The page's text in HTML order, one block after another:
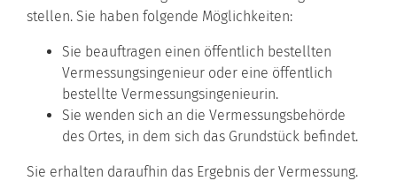
stellen. Sie haben folgende Möglichkeiten:
Sie beauftragen einen öffentlich bestellten
Vermessungsingenieur oder eine öffentlich
bestellte Vermessungsingenieurin.
Sie wenden sich an die Vermessungsbehörde
des Ortes, in dem sich das Grundstück befindet.
Sie erhalten daraufhin das Ergebnis der Vermessung.